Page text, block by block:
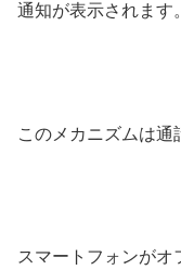
通知が表示されます。
このメカニズムは通
スマートフォンがオ